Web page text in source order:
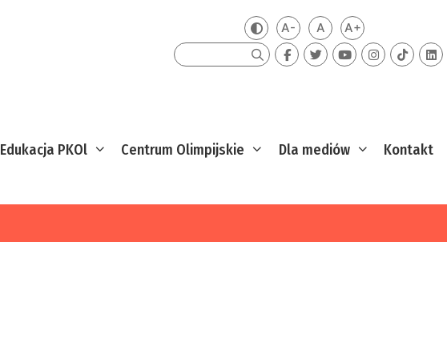
Zmień kontrast
A-Mniejsza czcionka
ADomyślna czcionka
A+Większa
Szukaj
Edukacja PKOl Centrum Olimpijskie Dla mediów Kontakt